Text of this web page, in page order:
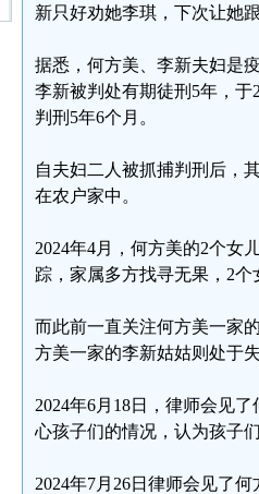
新只好劝她李琪，下次让她
据悉，何方美、李新夫妇是
李新被判处有期徒刑5年，于
判刑5年6个月。
自夫妇二人被抓捕判刑后，
在农户家中。
2024年4月，何方美的2个女
踪，家属多方找寻无果，2
而此前一直关注何方美一家
方美一家的李新姑姑则处于
2024年6月18日，律师会见
心孩子们的情况，认为孩子
2024年7月26日律师会见了